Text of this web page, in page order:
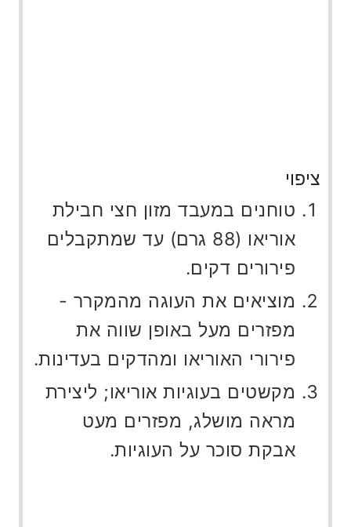
ציפוי
טוחנים במעבד מזון חצי חבילת
אוריאו (88 גרם) עד שמתקבלים
פירורים דקים.
מוציאים את העוגה מהמקרר -
מפזרים מעל באופן שווה את
פירורי האוריאו ומהדקים בעדינות.
מקשטים בעוגיות אוריאו; ליצירת
מראה מושלג, מפזרים מעט
אבקת סוכר על העוגיות.